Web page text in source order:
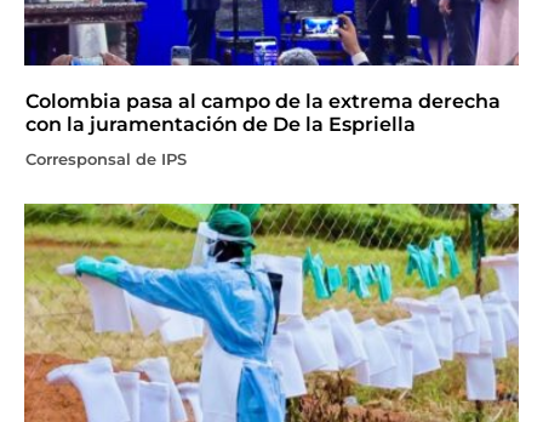
Colombia pasa al campo de la extrema derecha
con la juramentación de De la Espriella
Corresponsal de IPS